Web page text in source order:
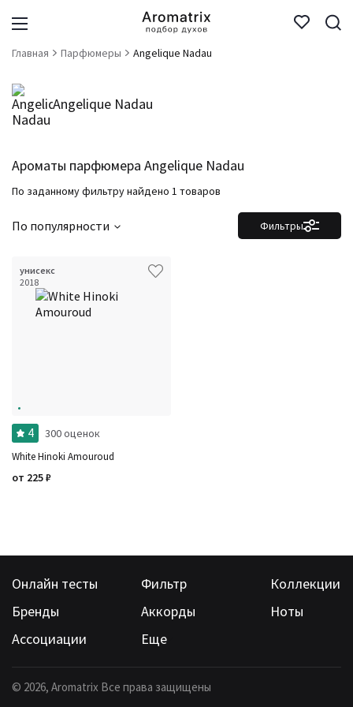
Главная Парфюмеры Angelique Nadau
Angelique Nadau
Ароматы парфюмера Angelique Nadau
По заданному фильтру найдено 1 товаров
Фильтры
По популярности
унисекс
2018
4 300 оценок
White Hinoki Amouroud
от 225₽
Онлайн тесты Фильтр
Коллекции
Бренды
Аккорды
Ноты
Ассоциации
Еще
© 2026, Aromatrix Все права защищены